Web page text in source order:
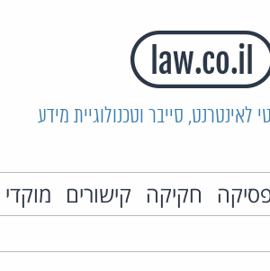
סייבר וטכנולוגיית מידע
חקיקה קישורים